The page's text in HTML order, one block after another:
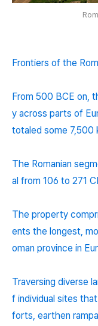
Frontiers of the
From 500 BCE on,
y across parts of
totaled some 7,500
The Romanian
al from 106 to 271
The property
ents the longest,
oman province in
Traversing diverse
f individual sites
forts, earthen